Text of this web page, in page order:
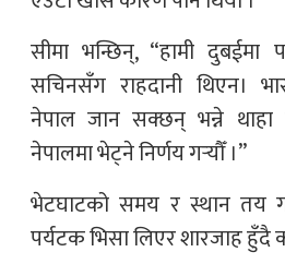
सीमा भन्छिन्, “हामी
सचिनसँग राहदानी थिएन।
नेपाल जान सक्छन् भन्ने
नेपालमा भेट्ने निर्णय गर्‍यौँ ।”
भेटघाटको समय र स्थान तय
पर्यटक भिसा लिएर शारजाह हुँदै